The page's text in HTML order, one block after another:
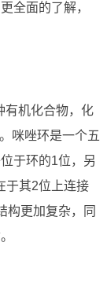
全面的了解，
有机化合物，化
咪唑环是一个五
于环的1位，另
于其2位上连接
构更加复杂，同